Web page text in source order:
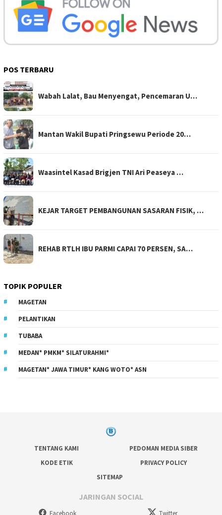
POS TERBARU
Wabah Lalat, Bau Menyengat, Pencemaran U…
Mantan Wakil Bupati Pringsewu Periode 20…
Waasintel Kasad Brigjen TNI Ari Peaseya …
KEJAR TARGET PEMBANGUNAN SASARAN FISIK, …
REHAB RTLH IBU PARMI CAPAI 70 PERSEN, SA…
TOPIK POPULER
MAGETAN
PELANTIKAN
TUBABA
MEDAN* PMKM* SILATURAHMI*
MAGETAN* JAWA TIMUR* KANG WOTO* ASN
TENTANG KAMI
PEDOMAN MEDIA SIBER
KODE ETIK
PRIVACY POLICY
SITEMAP
JARINGAN SOCIAL
Facebook Twitter